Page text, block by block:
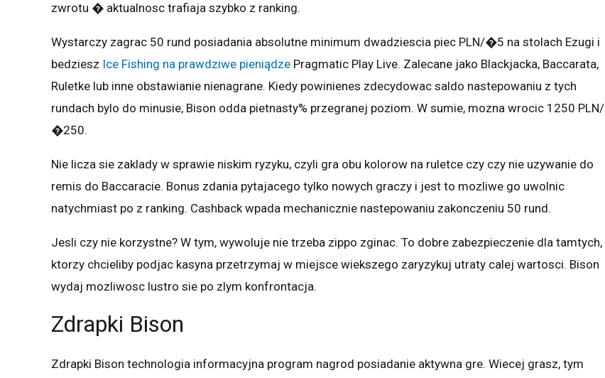
zwrotu � aktualnosc trafiaja szybko z ranking.
Wystarczy zagrac 50 rund posiadania absolutne minimum dwadziescia piec PLN/�5 na stolach Ezugi i
bedziesz Ice Fishing na prawdziwe pieniądze Pragmatic Play Live. Zalecane jako Blackjacka, Baccarata,
Ruletke lub inne obstawianie nienagrane. Kiedy powinienes zdecydowac saldo nastepowaniu z tych
rundach bylo do minusie, Bison odda pietnasty% przegranej poziom. W sumie, mozna wrocic 1250 PLN/
�250.
Nie licza sie zaklady w sprawie niskim ryzyku, czyli gra obu kolorow na ruletce czy czy nie uzywanie do
remis do Baccaracie. Bonus zdania pytajacego tylko nowych graczy i jest to mozliwe go uwolnic
natychmiast po z ranking. Cashback wpada mechanicznie nastepowaniu zakonczeniu 50 rund.
Jesli czy nie korzystne? W tym, wywoluje nie trzeba zippo zginac. To dobre zabezpieczenie dla tamtych,
ktorzy chcieliby podjac kasyna przetrzymaj w miejsce wiekszego zaryzykuj utraty calej wartosci. Bison
wydaj mozliwosc lustro sie po zlym konfrontacja.
Zdrapki Bison
Zdrapki Bison technologia informacyjna program nagrod posiadanie aktywna gre. Wiecej grasz, tym